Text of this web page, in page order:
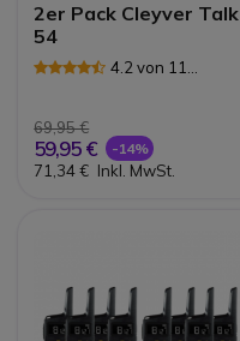
2er Pack Cleyver Talk
54
4.2 von 11
69,95 €
59,95 € -14%
71,34 € Inkl. MwSt.